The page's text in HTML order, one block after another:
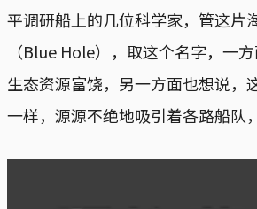
平调研船上的几位科学家，管这片
（Blue Hole），取这个名字，一
生态资源富饶，另一方面也想说，
一样，源源不绝地吸引着各路船队